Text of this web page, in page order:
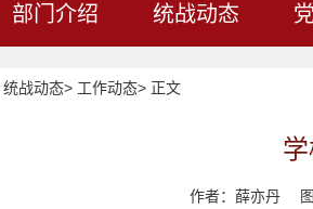
部门介绍 统战动态
统战动态> 工作动态> 正文
作者：薛亦丹